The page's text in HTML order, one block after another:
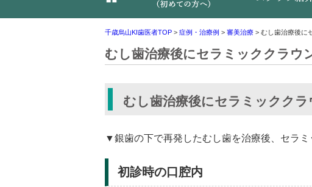
千歳烏山KI歯医者TOP > 症例・治療例 > 審美治療 > むし歯治療後に
むし歯治療後にセラミッククラウ
むし歯治療後にセラミッククラ
▼銀歯の下で再発したむし歯を治療後、セラミ
初診時の口腔内